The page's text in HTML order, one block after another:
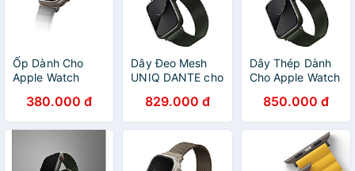
Ốp Dành Cho
Apple Watch
Hybrid With
Screen
Protection
49mm_ Hàng
Chính Hãng
380.000 đ
Dây Đeo Mesh
UNIQ DANTE cho
Mesh Steel Strap
38/40/41mm và
42/44/45/49mm
_ Hàng chính
hãng
829.000 đ
Dây Thép Dành
Cho Apple Watch
Apple Watch
Series UNIQ
Mesh Steel
Strap_ Hàng
Chính Hãng
850.000 đ